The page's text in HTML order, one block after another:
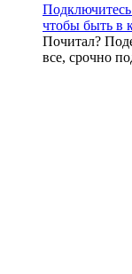
чтобы быть в
Почитал?
все, срочно